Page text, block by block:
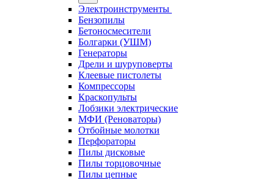
Электроинструменты
Бензопилы
Бетоносмесители
Болгарки (УШМ)
Генераторы
Дрели и шуруповерты
Клеевые пистолеты
Компрессоры
Краскопульты
Лобзики электрические
МФИ (Реноваторы)
Отбойные молотки
Перфораторы
Пилы дисковые
Пилы торцовочные
Пилы цепные